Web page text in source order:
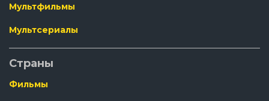
Мультфильмы
Мультсериалы
Страны
Фильмы